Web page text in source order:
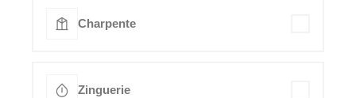
Charpente
Zinguerie